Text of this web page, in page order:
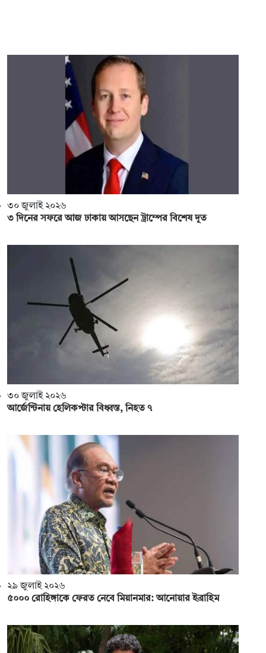
৩০ জুলাই ২০২৬
৩ দিনের সফরে আজ ঢাকায় আসছেন ট্রাম্পের বিশেষ দূত
৩০ জুলাই ২০২৬
আর্জেন্টিনায় হেলিকপ্টার বিধ্বস্ত, নিহত ৭
২৯ জুলাই ২০২৬
৫০০০ রোহিঙ্গাকে ফেরত নেবে মিয়ানমার: আনোয়ার ইব্রাহিম